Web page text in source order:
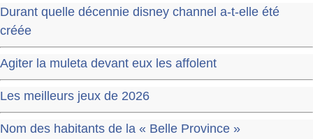
Durant quelle décennie disney channel a-t-elle été
créée
Agiter la muleta devant eux les affolent
Les meilleurs jeux de 2026
Nom des habitants de la « Belle Province »